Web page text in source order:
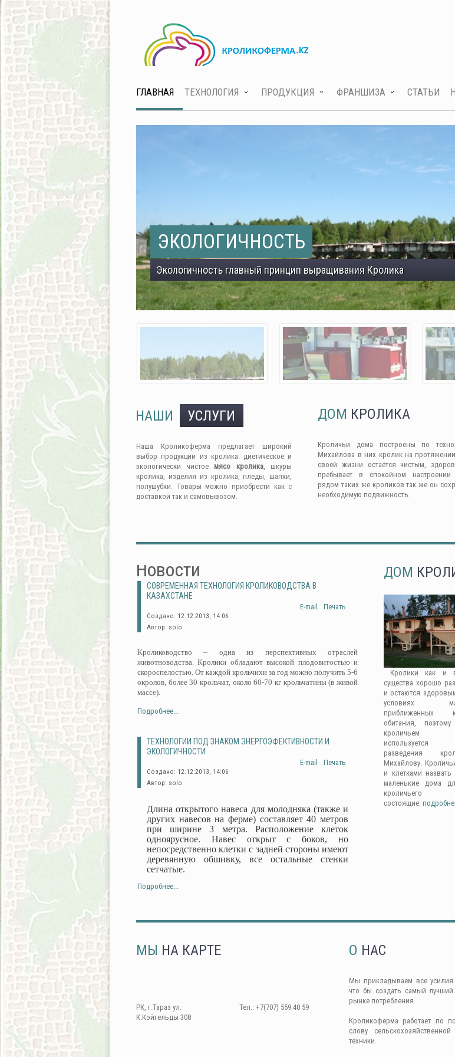
ГЛАВНАЯ ТЕХНОЛОГИЯ ПРОДУКЦИЯ ФРАНШИЗА СТАТЬИ
ЭКОЛОГИЧНОСТЬ
Экологичность главный принцип выращивания Кролика
НАШИ УСЛУГИ
Наша Кроликоферма предлагает широкий
выбор продукции из кролика: диетическое и
экологически чистое мясо кролика, шкуры
кролика, изделия из кролика, пледы, шапки,
полушубки. Товары можно приобрести как с
доставкой так и самовывозом.
ДОМ КРОЛИКА
Кроличьи дома построены по
Михайлова в них кролик на
своей жизни остаётся чистым,
пребывает в спокойном
рядом таких же кроликов так же он
необходимую подвижность.
Новости
СОВРЕМЕННАЯ ТЕХНОЛОГИЯ КРОЛИКОВОДСТВА В
КАЗАХСТАНЕ
Печать
E-mail
Создано: 12.12.2013, 14:06
Автор: solo
Кролиководство – одна из перспективных отраслей
животноводства. Кролики обладают высокой плодовитостью и
скороспелостью. От каждой крольчихи за год можно получить 5-6
окролов, более 30 крольчат, около 60-70 кг крольчатины (в живой
массе).
Подробнее...
ТЕХНОЛОГИИ ПОД ЗНАКОМ ЭНЕРГОЭФЕКТИВНОСТИ И
ЭКОЛОГИЧНОСТИ
Печать
E-mail
Создано: 12.12.2013, 14:06
Автор: solo
Длина открытого навеса для молодняка (также и
других навесов на ферме) составляет 40 метров
при ширине 3 метра. Расположение клеток
одноярусное. Навес открыт с боков, но
непосредственно клетки с задней стороны имеют
деревянную обшивку, все остальные стенки
сетчатые.
Подробнее...
ДОМ
Кролики как и
существа хорошо
и остаются
условиях
обитания,
кроличьем
используется
разведения
Михайлову.
и клетками назвать
маленькие дома
кроличьего
состоящие.
МЫ НА КАРТЕ
РК, г.Тараз ул.
К.Койгельды 308
Тел.: +7(707) 559 40 59
О НАС
Мы прикладываем все усилия
что бы создать самый
рынке потребления.
Кроликоферма работает по
слову
техники.